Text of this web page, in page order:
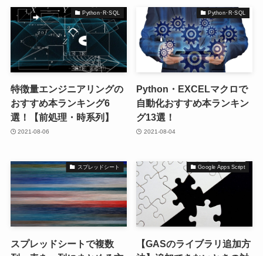
Python･R･SQL
特徴量エンジニアリングの
おすすめ本ランキング6
選！【前処理・時系列】
2021-08-06
Python･R･SQL
Python・EXCELマクロで
自動化おすすめ本ランキン
グ13選！
2021-08-04
スプレッドシート
スプレッドシートで複数
Google Apps Script
【GASのライブラリ追加方